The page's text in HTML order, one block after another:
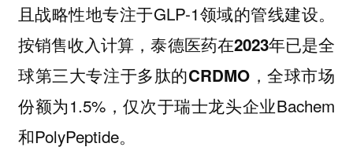
且战略性地专注于GLP-1领域的管线建设。
按销售收入计算，泰德医药在2023年已是全
球第三大专注于多肽的CRDMO ，全球市场
份额为1.5%，仅次于瑞士龙头企业Bachem
和PolyPeptide。